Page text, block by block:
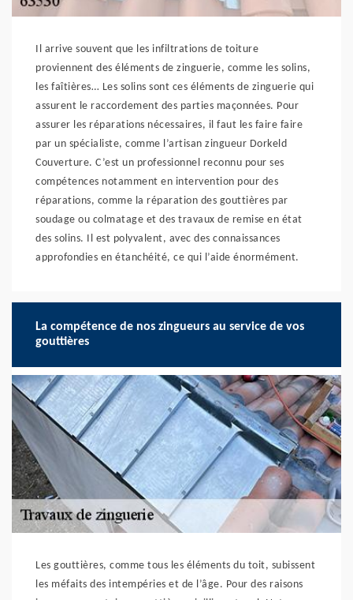
Il arrive souvent que les infiltrations de toiture
proviennent des éléments de zinguerie, comme les solins,
les faîtières… Les solins sont ces éléments de zinguerie qui
assurent le raccordement des parties maçonnées. Pour
assurer les réparations nécessaires, il faut les faire faire
par un spécialiste, comme l’artisan zingueur Dorkeld
Couverture. C’est un professionnel reconnu pour ses
compétences notamment en intervention pour des
réparations, comme la réparation des gouttières par
soudage ou colmatage et des travaux de remise en état
des solins. Il est polyvalent, avec des connaissances
approfondies en étanchéité, ce qui l’aide énormément.
La compétence de nos zingueurs au service de vos
gouttières
Les gouttières, comme tous les éléments du toit, subissent
les méfaits des intempéries et de l’âge. Pour des raisons